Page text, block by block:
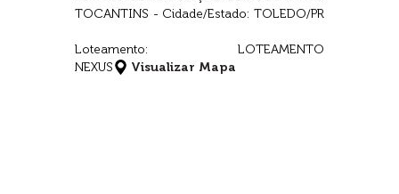
TOCANTINS - Cidade/Estado: TOLEDO/PR
Loteamento: LOTEAMENTO
NEXUS
Visualizar Mapa